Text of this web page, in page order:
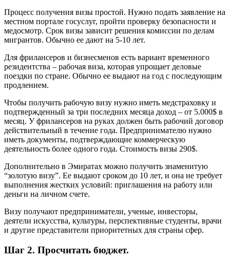
Процесс получения визы простой. Нужно подать заявление на
местном портале госуслуг, пройти проверку безопасности и
медосмотр. Срок визы зависит решения комиссии по делам
мигрантов. Обычно ее дают на 5-10 лет.
Для фрилансеров и бизнесменов есть вариант временного
резидентства – рабочая виза, которая упрощает деловые
поездки по стране. Обычно ее выдают на год с последующим
продлением.
Чтобы получить рабочую визу нужно иметь медстраховку и
подтвержденный за три последних месяца доход – от 5.000$ в
месяц. У фрилансеров на руках должен быть рабочий договор
действительный в течение года. Предпринимателю нужно
иметь документы, подтверждающие коммерческую
деятельность более одного года. Стоимость визы 290$.
Дополнительно в Эмиратах можно получить знаменитую
“золотую визу”. Ее выдают сроком до 10 лет, и она не требует
выполнения жестких условий: приглашения на работу или
деньги на личном счете.
Визу получают предприниматели, ученые, инвесторы,
деятели искусства, культуры, перспективные студенты, врачи
и другие представители приоритетных для страны сфер.
Шаг 2. Просчитать бюджет.